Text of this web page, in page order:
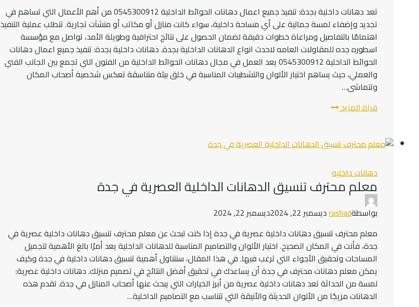
تعد دهانات داخلية بجدة: تنفيذ جميع اعمال دهانات الحوائط الداخلية 0545300912 من أهم الأعمال التي تساهم في
تجديد وإضفاء لمسة جمالية على أي مساحة داخلية، سواء كانت منازل أو مكاتب أو منشآت تجارية. تتطلب عملية التنفيذ
اهتمامًا بالتفاصيل ومراعاة خطوات دقيقة لضمان الحصول على نتائج احترافية وطويلة الأمد، تواصل مع مؤسسة
اسطوره جده للمقاولات العامه لاحدث انواع الدهانات الداخلية بجدة. دهانات داخلية بجدة: تنفيذ جميع اعمال دهانات
الحوائط الداخلية 0545300912 يعد العمل في مجال دهانات الحوائط الداخلية من الفنون التي تجمع بين الجانب الفني
والعملي، حيث يساهم اختيار الألوان والتشطيبات المناسبة في خلق بيئة متناسقة تعكس شخصية أصحاب المكان
وتتماشى…
قراة المزيددهانات
تنفيذ
اعمال
دهانات
الحوائط
0545300912
دهانات داخليه
معلم محترف تنسيق الدهانات الداخلية العصرية في جدة
بواسطةrashadديسمبر 22, 2024
ديسمبر 22, 2024
معلم محترف تنسيق دهانات داخلية عصرية في جدة إذا كنت تبحث عن معلم محترف تنسيق دهانات داخلية عصرية في
جدة، فأنت في المكان الصحيح. اختيار الألوان والتصاميم المناسبة للدهانات الداخلية يعد أمرًا بالغ الأهمية لتجميل
المساحات وتحقيق الأجواء التي ترغب فيها. في هذا المقال، سنتناول أهمية تنسيق دهانات داخلية في جدة وكيف
يمكن معلم دهانات محترف في جدة أن يساعدك في تحقيق أفضل النتائج في تصميم منزلك. دهانات داخلية عصرية:
لمسة من الحداثة تعد دهانات داخلية عصرية من أبرز الخيارات التي يبحث عنها أصحاب المنازل في جدة. تقدم هذه
الدهانات مزيجًا من الألوان الحديثة والأنيقة التي تتناسب مع التصاميم الداخلية…